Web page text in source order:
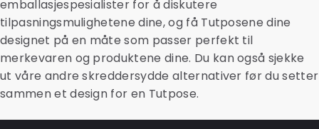
emballasjespesialister for å diskutere
tilpasningsmulighetene dine, og få Tutposene dine
designet på en måte som passer perfekt til
merkevaren og produktene dine. Du kan også sjekke
ut våre andre skreddersydde alternativer før du setter
sammen et design for en Tutpose.